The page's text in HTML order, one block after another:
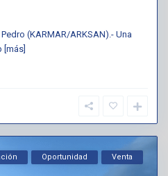
(KARMAR/ARKSAN).- Una
[más]
Oportunidad Venta